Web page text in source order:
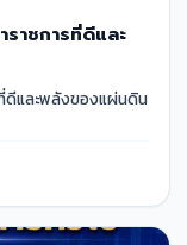
าชการที่ดีและ
ดีและพลังของแผ่นดิน